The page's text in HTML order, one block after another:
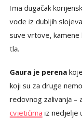
Ima dugačak
vode iz dubljih
suve vrtove, kamene
tla.
Gaura je perena
koji su za druge
redovnog zalivanja –
cvjetićima iz nedjelje